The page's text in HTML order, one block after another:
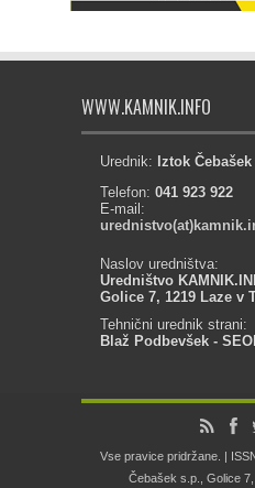
WWW.KAMNIK.INFO
Urednik: Iztok Čebašek
Telefon: 041 923 922
E-mail:
Naslov uredništva:
Uredništvo
Golice 7, 1219 Laze v
Tehnični urednik strani:
Blaž Podbevšek -
Vse pravice pridržane. |
Čebašek s.p., Golice